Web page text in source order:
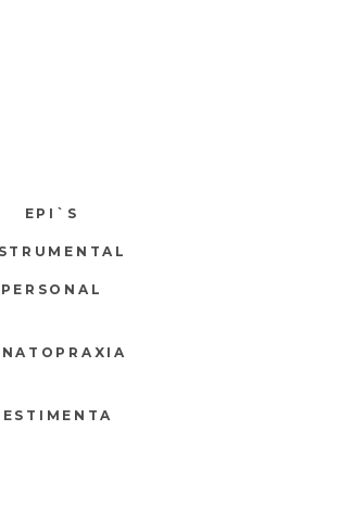
EPI`S
PERSONAL